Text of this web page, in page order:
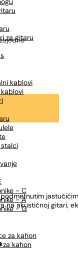
za gitaru
kablovi
- C
- A
- G
za kahon
za kahon
na akustičnoj gitari,